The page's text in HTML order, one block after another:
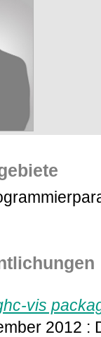
vis
2012 :